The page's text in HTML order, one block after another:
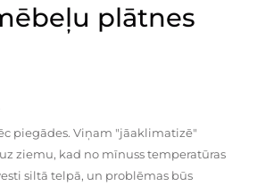
plātnes
piegādes. Viņam "jāaklimatizē"
ziemu, kad no mīnuss temperatūras
siltā telpā, un problēmas būs